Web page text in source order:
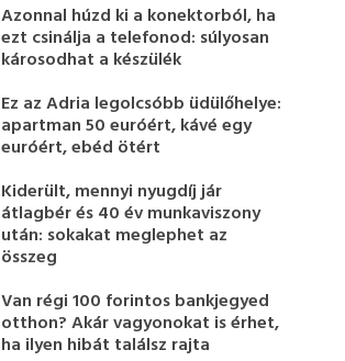
Azonnal húzd ki a konektorból, ha
ezt csinálja a telefonod: súlyosan
károsodhat a készülék
Ez az Adria legolcsóbb üdülőhelye:
apartman 50 euróért, kávé egy
euróért, ebéd ötért
Kiderült, mennyi nyugdíj jár
átlagbér és 40 év munkaviszony
után: sokakat meglephet az
összeg
Van régi 100 forintos bankjegyed
otthon? Akár vagyonokat is érhet,
ha ilyen hibát találsz rajta